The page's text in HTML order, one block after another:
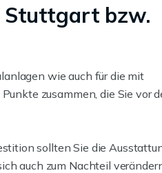
Stuttgart bzw.
wie auch für die mit
zusammen, die Sie vor
sollten Sie die
auch zum Nachteil